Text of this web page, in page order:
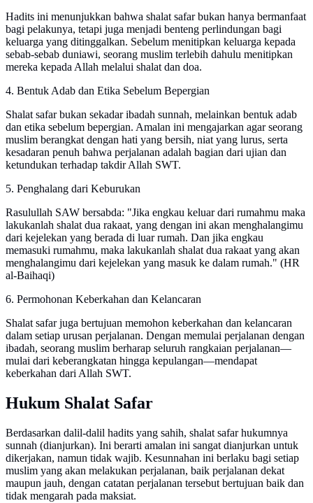
Hadits ini menunjukkan bahwa shalat safar bukan hanya bermanfaat
bagi pelakunya, tetapi juga menjadi benteng perlindungan bagi
keluarga yang ditinggalkan. Sebelum menitipkan keluarga kepada
sebab-sebab duniawi, seorang muslim terlebih dahulu menitipkan
mereka kepada Allah melalui shalat dan doa.
4. Bentuk Adab dan Etika Sebelum Bepergian
Shalat safar bukan sekadar ibadah sunnah, melainkan bentuk adab
dan etika sebelum bepergian. Amalan ini mengajarkan agar seorang
muslim berangkat dengan hati yang bersih, niat yang lurus, serta
kesadaran penuh bahwa perjalanan adalah bagian dari ujian dan
ketundukan terhadap takdir Allah SWT.
5. Penghalang dari Keburukan
Rasulullah SAW bersabda: "Jika engkau keluar dari rumahmu maka
lakukanlah shalat dua rakaat, yang dengan ini akan menghalangimu
dari kejelekan yang berada di luar rumah. Dan jika engkau
memasuki rumahmu, maka lakukanlah shalat dua rakaat yang akan
menghalangimu dari kejelekan yang masuk ke dalam rumah." (HR
al-Baihaqi)
6. Permohonan Keberkahan dan Kelancaran
Shalat safar juga bertujuan memohon keberkahan dan kelancaran
dalam setiap urusan perjalanan. Dengan memulai perjalanan dengan
ibadah, seorang muslim berharap seluruh rangkaian perjalanan—
mulai dari keberangkatan hingga kepulangan—mendapat
keberkahan dari Allah SWT.
Hukum Shalat Safar
Berdasarkan dalil-dalil hadits yang sahih, shalat safar hukumnya
sunnah (dianjurkan). Ini berarti amalan ini sangat dianjurkan untuk
dikerjakan, namun tidak wajib. Kesunnahan ini berlaku bagi setiap
muslim yang akan melakukan perjalanan, baik perjalanan dekat
maupun jauh, dengan catatan perjalanan tersebut bertujuan baik dan
tidak mengarah pada maksiat.